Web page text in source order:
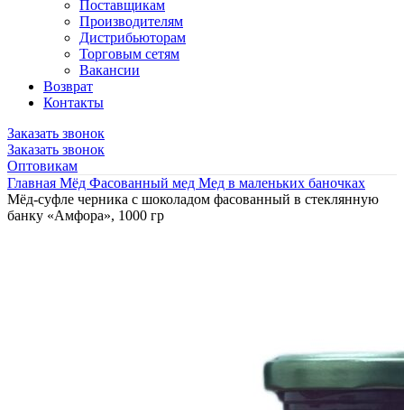
Поставщикам
Производителям
Дистрибьюторам
Торговым сетям
Вакансии
Возврат
Контакты
Заказать звонок
Заказать звонок
Оптовикам
Главная Мёд Фасованный мед Мед в маленьких баночках
Мёд-суфле черника с шоколадом фасованный в стеклянную
банку «Амфора», 1000 гр